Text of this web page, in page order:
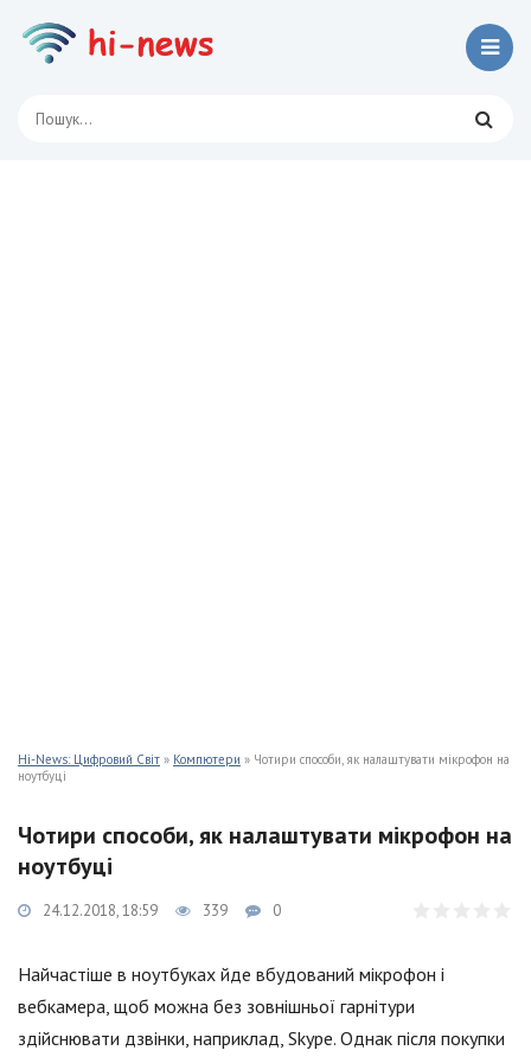
Hi-News: Цифровий Світ » Компютери » Чотири способи, як налаштувати мікрофон на
ноутбуці
Чотири способи, як налаштувати мікрофон на
ноутбуці
24.12.2018, 18:59 339 0
Найчастіше в ноутбуках йде вбудований мікрофон і
вебкамера, щоб можна без зовнішньої гарнітури
здійснювати дзвінки, наприклад, Skype. Однак після покупки